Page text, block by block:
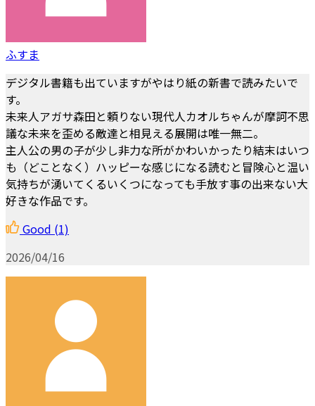
ふすま
デジタル書籍も出ていますがやはり紙の新書で読みたいで
す。
未来人アガサ森田と頼りない現代人カオルちゃんが摩訶不思
議な未来を歪める敵達と相見える展開は唯一無二。
主人公の男の子が少し非力な所がかわいかったり結末はいつ
も（どことなく）ハッピーな感じになる読むと冒険心と温い
気持ちが湧いてくるいくつになっても手放す事の出来ない大
好きな作品です。
Good (1)
2026/04/16